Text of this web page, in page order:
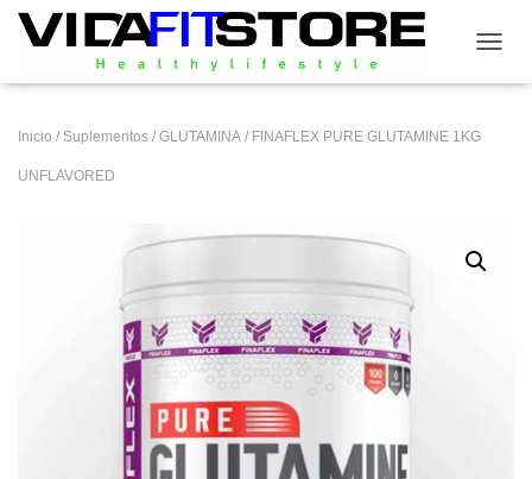
Inicio / Suplementos / GLUTAMINA / FINAFLEX PURE GLUTAMINE 1KG
UNFLAVORED